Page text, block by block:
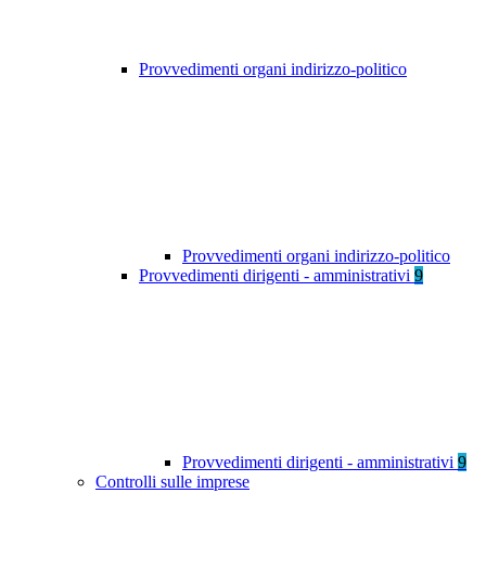
Provvedimenti organi indirizzo-politico
Provvedimenti organi indirizzo-politico
Provvedimenti dirigenti - amministrativi 9
Provvedimenti dirigenti - amministrativi 9
Controlli sulle imprese